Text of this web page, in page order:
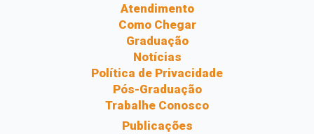
Atendimento
Como Chegar
Graduação
Notícias
Política de Privacidade
Pós-Graduação
Trabalhe Conosco
Publicações